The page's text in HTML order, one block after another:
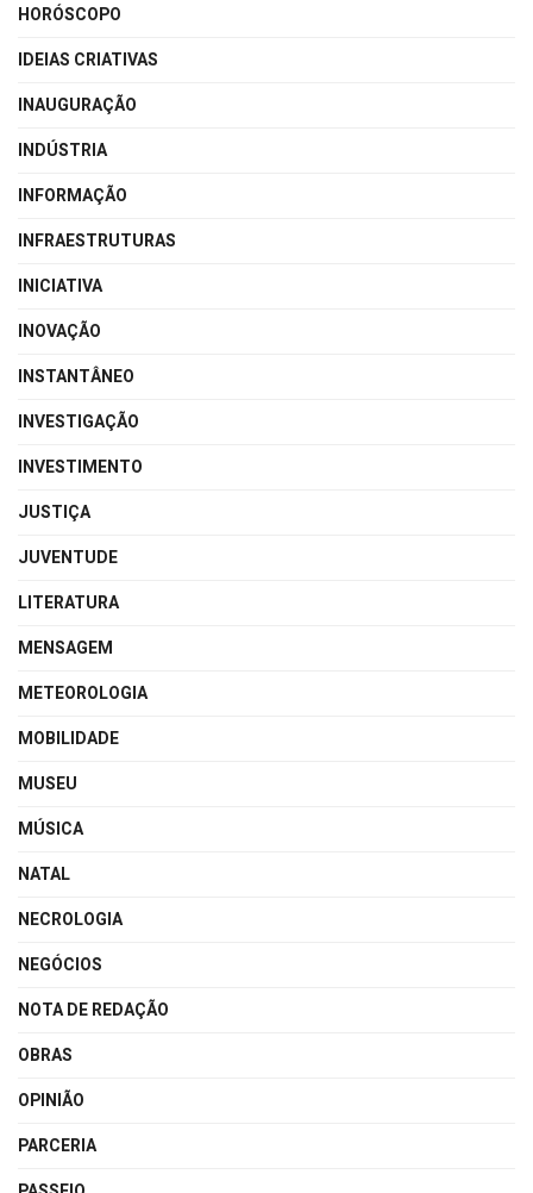
HORÓSCOPO
IDEIAS CRIATIVAS
INAUGURAÇÃO
INDÚSTRIA
INFORMAÇÃO
INFRAESTRUTURAS
INICIATIVA
INOVAÇÃO
INSTANTÂNEO
INVESTIGAÇÃO
INVESTIMENTO
JUSTIÇA
JUVENTUDE
LITERATURA
MENSAGEM
METEOROLOGIA
MOBILIDADE
MUSEU
MÚSICA
NATAL
NECROLOGIA
NEGÓCIOS
NOTA DE REDAÇÃO
OBRAS
OPINIÃO
PARCERIA